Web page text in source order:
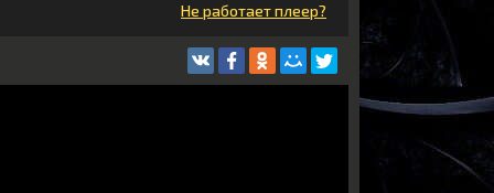
Не работает плеер?